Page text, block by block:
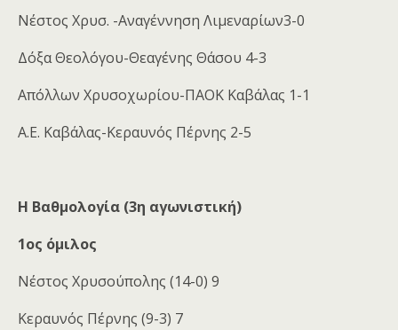
Νέστος Χρυσ. -Αναγέννηση Λιμεναρίων3-0
Δόξα Θεολόγου-Θεαγένης Θάσου 4-3
Απόλλων Χρυσοχωρίου-ΠΑΟΚ Καβάλας 1-1
Α.Ε. Καβάλας-Κεραυνός Πέρνης 2-5
Η Βαθμολογία (3η αγωνιστική)
1ος όμιλος
Νέστος Χρυσούπολης (14-0) 9
Κεραυνός Πέρνης (9-3) 7